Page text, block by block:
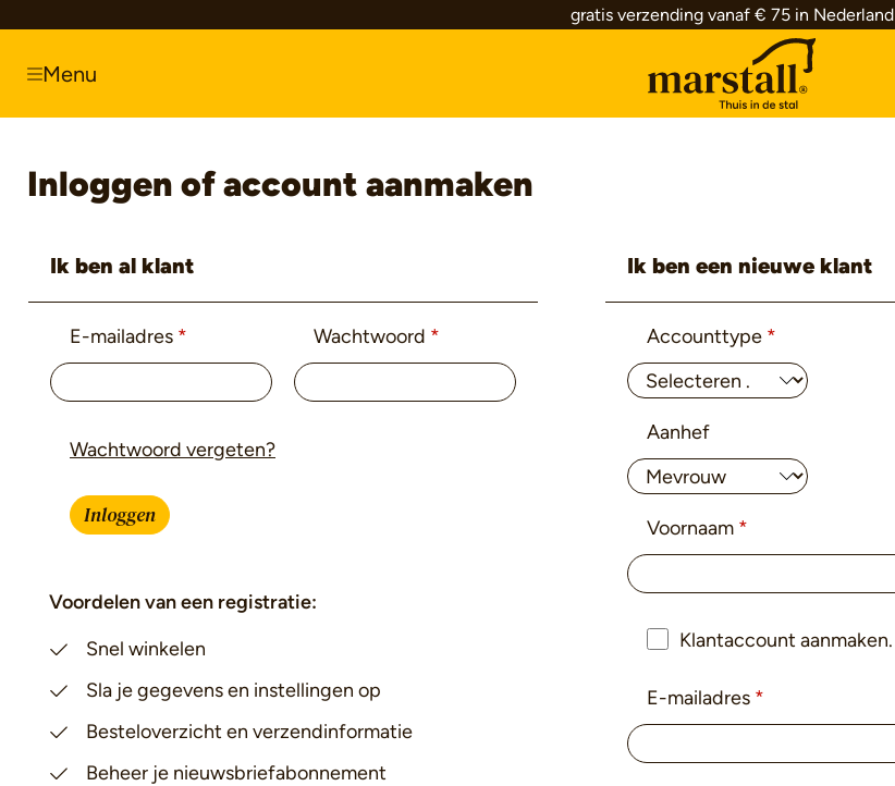
Zur Hauptnavigation springen gratis verzending vanaf € 75 in Nederland
Menu
Inloggen of account aanmaken
Ik ben al klant
E-mailadres * Wachtwoord *
Wachtwoord vergeten?
Inloggen
Voordelen van een registratie:
Snel winkelen
Sla je gegevens en instellingen op
Besteloverzicht en verzendinformatie
Beheer je nieuwsbriefabonnement
Ik ben een nieuwe klant
Persoonlijke informatie
Accounttype *
Aanhef
Voornaam *
Klantaccount aanmaken.
E-mailadres *